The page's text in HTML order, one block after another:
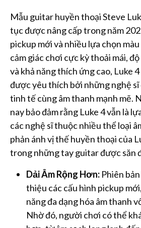
Mẫu guitar huyền thoại Steve
tục được nâng cấp trong năm
pickup mới và nhiều lựa chọn
cảm giác chơi cực kỳ thoải mái,
và khả năng thích ứng cao, Luke
được yêu thích bởi những nghệ sĩ
tinh tế cùng âm thanh mạnh mẽ.
nay bảo đảm rằng Luke 4 vẫn là
các nghệ sĩ thuộc nhiều thể loại
phản ánh vị thế huyền thoại của
trong những tay guitar được săn
Dải Âm Rộng Hơn: Phiên
thiệu các cấu hình pickup
năng đa dạng hóa âm thanh
Nhờ đó, người chơi có thể